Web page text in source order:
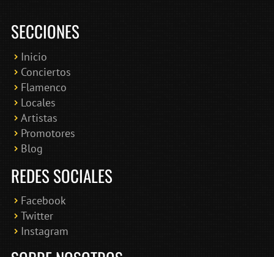
SECCIONES
Inicio
Conciertos
Flamenco
Locales
Artistas
Promotores
Blog
REDES SOCIALES
Facebook
Twitter
Instagram